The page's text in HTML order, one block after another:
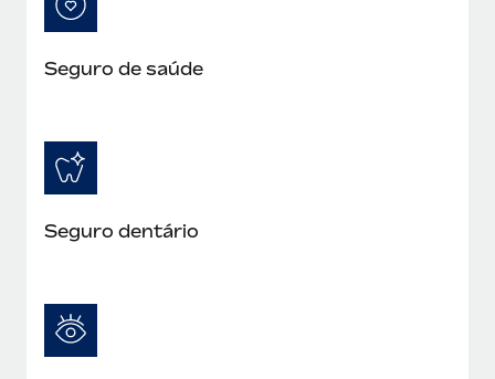
Seguro de saúde
Seguro dentário